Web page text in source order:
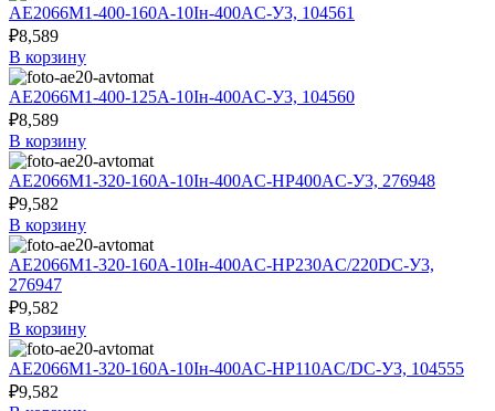
АЕ2066М1-400-160А-10Iн-400AC-У3, 104561
₽8,589
В корзину
АЕ2066М1-400-125А-10Iн-400AC-У3, 104560
₽8,589
В корзину
АЕ2066М1-320-160А-10Iн-400AC-НР400AC-У3, 276948
₽9,582
В корзину
АЕ2066М1-320-160А-10Iн-400AC-НР230AC/220DC-У3,
276947
₽9,582
В корзину
АЕ2066М1-320-160А-10Iн-400AC-НР110AC/DC-У3, 104555
₽9,582